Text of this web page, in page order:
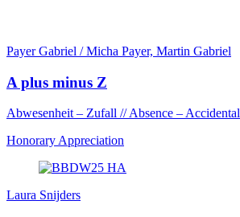
Payer Gabriel / Micha Payer, Martin Gabriel
A plus minus Z
Abwesenheit – Zufall // Absence – Accidental
Honorary Appreciation
Laura Snijders